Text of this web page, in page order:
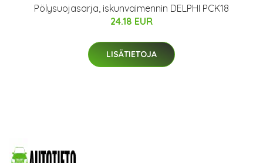
Pölysuojasarja, iskunvaimennin DELPHI PCK18
24.18 EUR
LISÄTIETOJA